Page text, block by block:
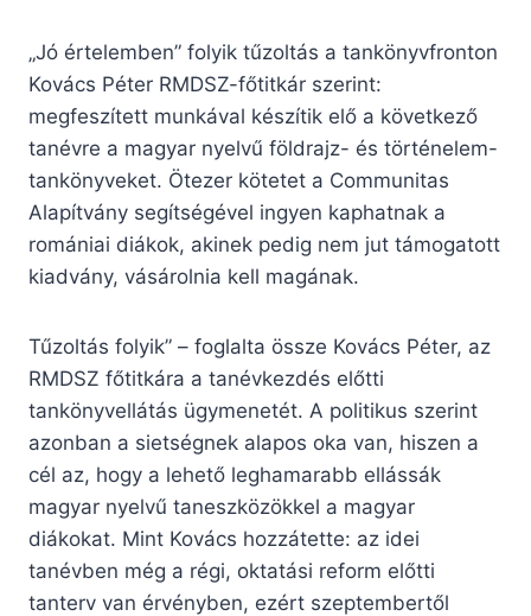
„Jó értelemben” folyik tűzoltás a tankönyvfronton
Kovács Péter RMDSZ-főtitkár szerint:
megfeszített munkával készítik elő a következő
tanévre a magyar nyelvű földrajz- és történelem-
tankönyveket. Ötezer kötetet a Communitas
Alapítvány segítségével ingyen kaphatnak a
romániai diákok, akinek pedig nem jut támogatott
kiadvány, vásárolnia kell magának.
Tűzoltás folyik” – foglalta össze Kovács Péter, az
RMDSZ főtitkára a tanévkezdés előtti
tankönyvellátás ügymenetét. A politikus szerint
azonban a sietségnek alapos oka van, hiszen a
cél az, hogy a lehető leghamarabb ellássák
magyar nyelvű taneszközökkel a magyar
diákokat. Mint Kovács hozzátette: az idei
tanévben még a régi, oktatási reform előtti
tanterv van érvényben, ezért szeptembertől